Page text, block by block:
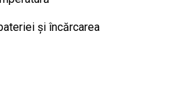
și încărcarea